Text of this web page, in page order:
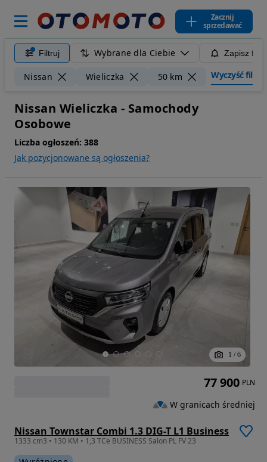
Zacznij
sprzedawać
Filtruj Wybrane dla Ciebie Zapisz
Nissan Wieliczka 50 km Wyczyść filtry
Nissan Wieliczka - Samochody
Osobowe
Liczba ogłoszeń: 388
Jak pozycjonowane są ogłoszenia?
1 / 6
Nissan Townstar Combi 1.3 DIG-T L1 Business
1333 cm3 • 130 KM • 1,3 TCe BUSINESS Salon PL FV 23
77 900 PLN
W granicach średniej